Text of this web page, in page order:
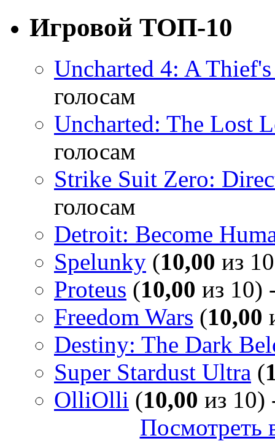
Игровой ТОП-10
Uncharted 4: A
голосам
Uncharted: The Lost
голосам
Strike Suit Zero:
голосам
Detroit: Become
Spelunky (10,00 из
Proteus (10,00 из 10)
Freedom Wars (10,00
Destiny: The Dark
Super Stardust Ultra (
OlliOlli (10,00 из 10)
Посмотреть